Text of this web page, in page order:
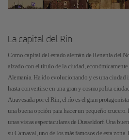
La capital del Rin
Como capital del estado alemán de Renania del
alzado con el título de la ciudad,
Alemania. Ha ido evolucionando y es una ciudad
hasta convertirse en una gran y cosmopolita
Atravesada por el Rin, el río es el gran
una buena opción para hacer un pequeño crucero.
unas vistas espectaculares de Dusseldorf. Una
su Carnaval, uno de los más famosos de esta zona.